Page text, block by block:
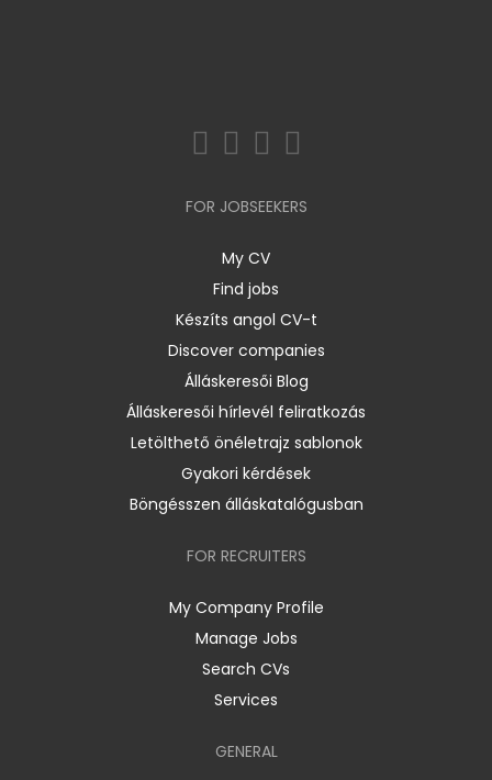
FOR JOBSEEKERS
My CV
Find jobs
Készíts angol CV-t
Discover companies
Álláskeresői Blog
Álláskeresői hírlevél feliratkozás
Letölthető önéletrajz sablonok
Gyakori kérdések
Böngésszen álláskatalógusban
FOR RECRUITERS
My Company Profile
Manage Jobs
Search CVs
Services
GENERAL